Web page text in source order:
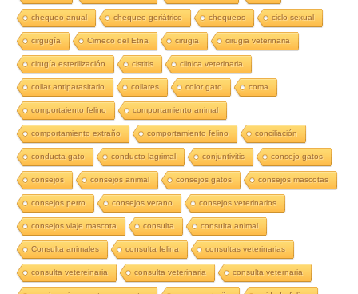
chequeo anual chequeo geriátrico chequeos ciclo sexual
cirgugía Cirneco del Etna cirugia cirugia veterinaria
cirugía esterilización cistitis clinica veterinaria
collar antiparasitario collares color gato coma
comportaiento felino comportamiento animal
comportamiento extraño comportamiento felino conciliación
conducta gato conducto lagrimal conjuntivitis consejo gatos
consejos consejos animal consejos gatos consejos mascotas
consejos perro consejos verano consejos veterinarios
consejos viaje mascota consulta consulta animal
Consulta animales consulta felina consultas veterinarias
consulta vetereinaria consulta veterinaria consulta veternaria